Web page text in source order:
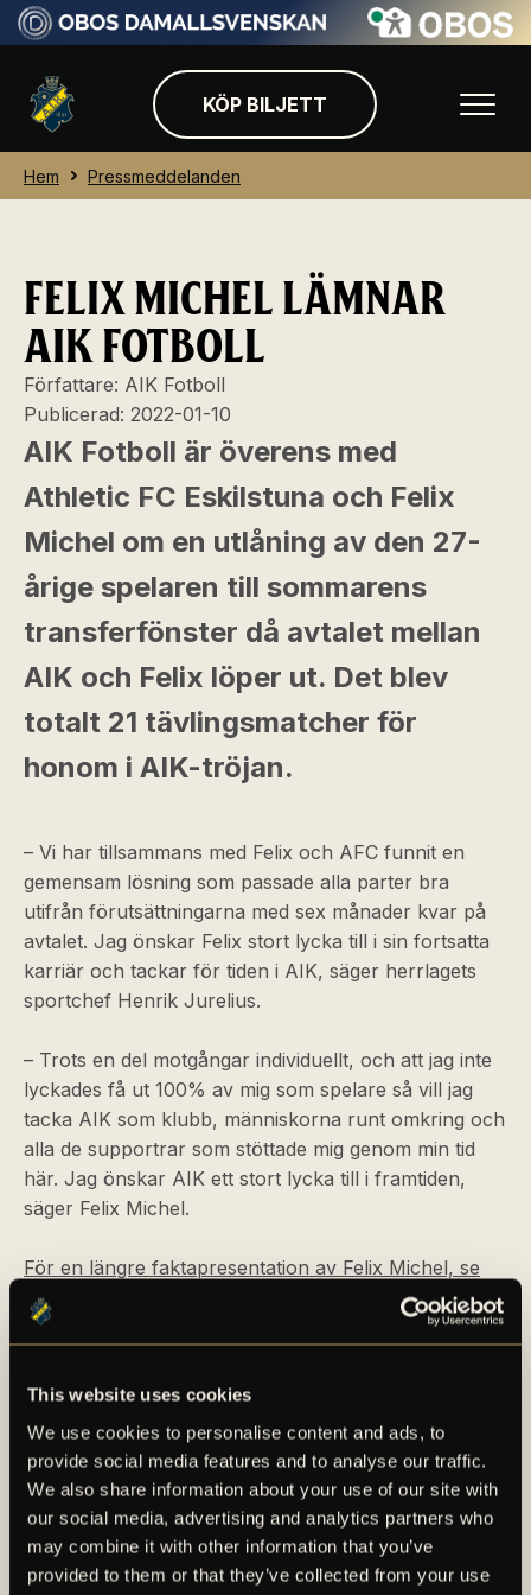
This website uses cookies
We use cookies to personalise content and ads, to
provide social media features and to analyse our traffic.
We also share information about your use of our site with
our social media, advertising and analytics partners who
may combine it with other information that you’ve
provided to them or that they’ve collected from your use
KÖP BILJETT
Hem Pressmeddelanden
FELIX MICHEL LÄMNAR
AIK FOTBOLL
Författare: AIK Fotboll
Publicerad: 2022-01-10
AIK Fotboll är överens med
Athletic FC Eskilstuna och Felix
Michel om en utlåning av den 27-
årige spelaren till sommarens
transferfönster då avtalet mellan
AIK och Felix löper ut. Det blev
totalt 21 tävlingsmatcher för
honom i AIK-tröjan.
– Vi har tillsammans med Felix och AFC funnit en
gemensam lösning som passade alla parter bra
utifrån förutsättningarna med sex månader kvar på
avtalet. Jag önskar Felix stort lycka till i sin fortsatta
karriär och tackar för tiden i AIK, säger herrlagets
sportchef Henrik Jurelius.
– Trots en del motgångar individuellt, och att jag inte
lyckades få ut 100% av mig som spelare så vill jag
tacka AIK som klubb, människorna runt omkring och
alla de supportrar som stöttade mig genom min tid
här. Jag önskar AIK ett stort lycka till i framtiden,
säger Felix Michel.
För en längre faktapresentation av Felix Michel, se
det bifogade materialet i detta pressmeddelande.
AIK – SEDAN 1891